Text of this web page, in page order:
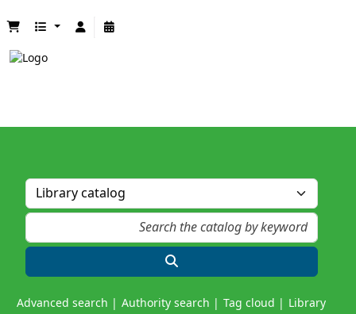
Advanced search Authority search Tag cloud Library